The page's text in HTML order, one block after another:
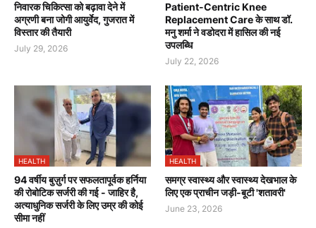
निवारक चिकित्सा को बढ़ावा देने में
अग्रणी बना जोगी आयुर्वेद, गुजरात में
विस्तार की तैयारी
July 29, 2026
Patient-Centric Knee
Replacement Care के साथ डॉ.
मनु शर्मा ने वडोदरा में हासिल की नई
उपलब्धि
July 22, 2026
HEALTH
94 वर्षीय बुज़ुर्ग पर सफलतापूर्वक हर्निया
की रोबोटिक सर्जरी की गई - जाहिर है,
अत्याधुनिक सर्जरी के लिए उम्र की कोई
सीमा नहीं
HEALTH
समग्र स्वास्थ्य और स्वास्थ्य देखभाल के
लिए एक प्राचीन जड़ी-बूटी 'शतावरी'
June 23, 2026